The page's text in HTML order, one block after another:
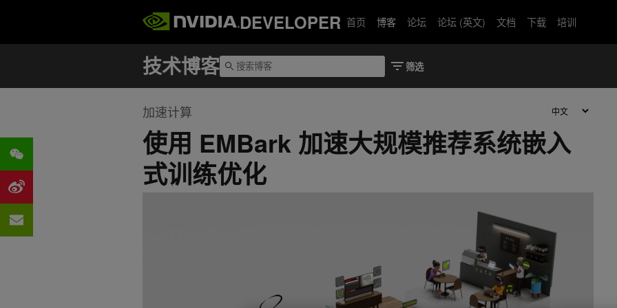
DEVELOPER 首页 博客 论坛 论坛 (英文) 文档 下载 培训
加速计算
使用 EMBark 加速大规模推荐系统嵌入
式训练优化